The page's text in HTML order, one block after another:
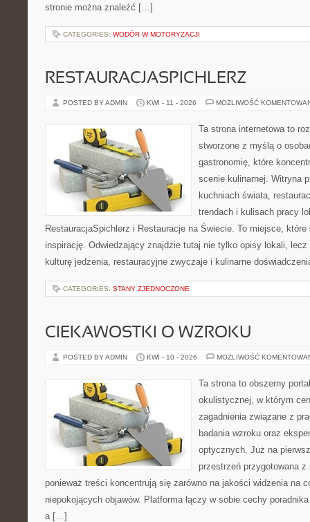
stronie można znaleźć […]
CATEGORIES: WODÓR W MOTORYZACJI
RESTAURACJASPICHLERZ
POSTED BY ADMIN KWI - 11 - 2026 MOŻLIWOŚĆ
Ta strona internetowa to
stworzone z myślą o
gastronomię, które
scenie kulinarnej. Witryna
kuchniach świata,
trendach i kulisach pracy
RestauracjaSpichlerz i Restauracje na Świecie. To miejsce, które
inspirację. Odwiedzający znajdzie tutaj nie tylko opisy lokali,
kulturę jedzenia, restauracyjne zwyczaje i kulinarne
CATEGORIES: STANY ZJEDNOCZONE
CIEKAWOSTKI O WZROKU
POSTED BY ADMIN KWI - 10 - 2026 MOŻLIWOŚĆ
Ta strona to obszerny
okulistycznej, w którym
zagadnienia związane z
badania wzroku oraz
optycznych. Już na
przestrzeń przygotowana
ponieważ treści koncentrują się zarówno na jakości widzenia na
niepokojących objawów. Platforma łączy w sobie cechy
a […]